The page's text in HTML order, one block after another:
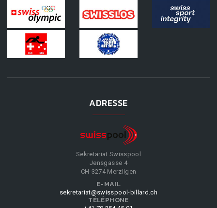
ADRESSE
Sekretariat Swisspool
Jensgasse 4
CH-3274 Merzligen
E-MAIL
sekretariat@swisspool-billard.ch
TÉLÉPHONE